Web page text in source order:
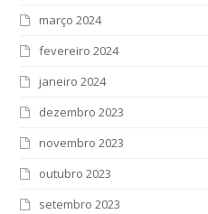
março 2024
fevereiro 2024
janeiro 2024
dezembro 2023
novembro 2023
outubro 2023
setembro 2023